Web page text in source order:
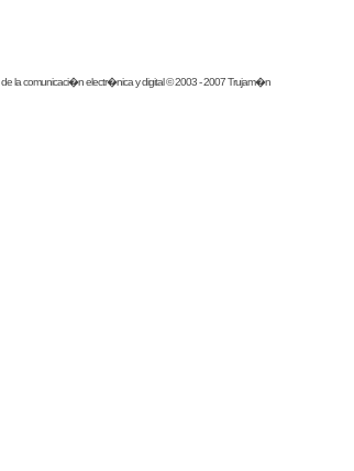
de la comunicaci�n electr�nica y digital © 2003 - 2007 Trujam�n